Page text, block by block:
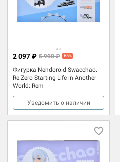
Фигурка Nendoroid Swacchao.
Re:Zero Starting Life in Another
World: Rem
2 097 ₽ 5 990 ₽ -65%
Уведомить о наличии